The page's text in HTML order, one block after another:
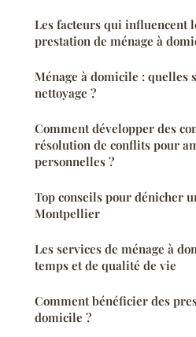
Les facteurs qui influencent
prestation de ménage à
Ménage à domicile : quelles
nettoyage ?
Comment développer des
résolution de conflits pour
personnelles ?
Top conseils pour dénicher
Montpellier
Les services de ménage à
temps et de qualité de vie
Comment bénéficier des
domicile ?